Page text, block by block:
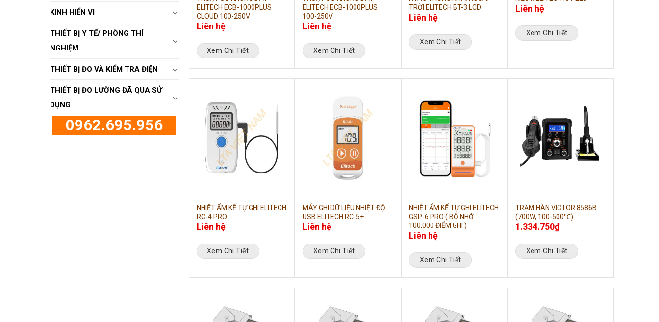
KINH HIỂN VI
THIẾT BỊ Y TẾ/ PHÒNG THÍ
NGHIỆM
THIẾT BỊ ĐO VÀ KIỂM TRA ĐIỆN
THIẾT BỊ ĐO LƯỜNG ĐÃ QUA SỬ
DỤNG
0962.695.956
ELITECH ECB-1000PLUS
CLOUD 100-250V
Liên hệ
Xem Chi Tiết
ELITECH ECB-1000PLUS
100-250V
Liên hệ
Xem Chi Tiết
TRỜI ELITECH BT-3 LCD
Liên hệ
Xem Chi Tiết
Liên hệ
Xem Chi Tiết
NHIỆT ẨM KẾ TỰ GHI ELITECH
RC-4 PRO
Liên hệ
Xem Chi Tiết
MÁY GHI DỮ LIỆU NHIỆT ĐỘ
USB ELITECH RC-5+
Liên hệ
Xem Chi Tiết
NHIỆT ẨM KẾ TỰ GHI ELITECH
GSP-6 PRO ( BỘ NHỚ
100,000 ĐIỂM GHI )
Liên hệ
Xem Chi Tiết
TRẠM HÀN VICTOR 8586B
(700W, 100-500℃)
1.334.750₫
Xem Chi Tiết